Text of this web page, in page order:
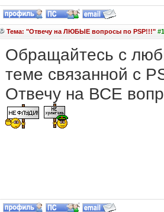
Тема: "Отвечу на ЛЮБЫЕ вопросы по PSP!!!"
Обращайтесь с
теме связанной с
Отвечу на ВСЕ